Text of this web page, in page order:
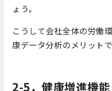
ょう。
こうして会社全体の労働
康データ分析のメリットで
2-5．健康増進機能